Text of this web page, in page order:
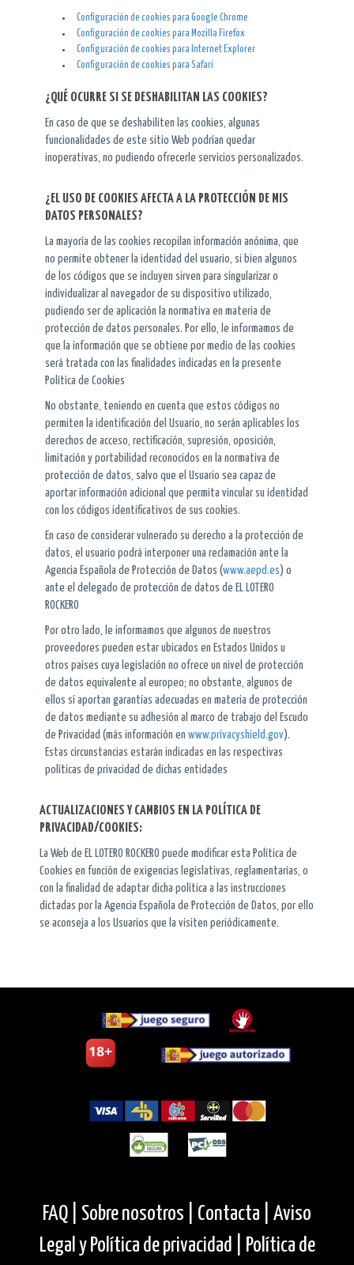
Configuración de cookies para Google Chrome
Configuración de cookies para Mozilla Firefox
Configuración de cookies para Internet Explorer
Configuración de cookies para Safari
¿QUÉ OCURRE SI SE DESHABILITAN LAS COOKIES?
En caso de que se deshabiliten las cookies, algunas
funcionalidades de este sitio Web podrían quedar
inoperativas, no pudiendo ofrecerle servicios personalizados.
¿EL USO DE COOKIES AFECTA A LA PROTECCIÓN DE MIS
DATOS PERSONALES?
La mayoría de las cookies recopilan información anónima, que
no permite obtener la identidad del usuario, si bien algunos
de los códigos que se incluyen sirven para singularizar o
individualizar al navegador de su dispositivo utilizado,
pudiendo ser de aplicación la normativa en materia de
protección de datos personales. Por ello, le informamos de
que la información que se obtiene por medio de las cookies
será tratada con las finalidades indicadas en la presente
Política de Cookies
No obstante, teniendo en cuenta que estos códigos no
permiten la identificación del Usuario, no serán aplicables los
derechos de acceso, rectificación, supresión, oposición,
limitación y portabilidad reconocidos en la normativa de
protección de datos, salvo que el Usuario sea capaz de
aportar información adicional que permita vincular su identidad
con los códigos identificativos de sus cookies.
En caso de considerar vulnerado su derecho a la protección de
datos, el usuario podrá interponer una reclamación ante la
Agencia Española de Protección de Datos (www.aepd.es ) o
ante el delegado de protección de datos de EL LOTERO
ROCKERO
Por otro lado, le informamos que algunos de nuestros
proveedores pueden estar ubicados en Estados Unidos u
otros países cuya legislación no ofrece un nivel de protección
de datos equivalente al europeo; no obstante, algunos de
ellos sí aportan garantías adecuadas en materia de protección
de datos mediante su adhesión al marco de trabajo del Escudo
de Privacidad (más información enwww.privacyshield.gov).
Estas circunstancias estarán indicadas en las respectivas
políticas de privacidad de dichas entidades
ACTUALIZACIONES Y CAMBIOS EN LA POLÍTICA DE
PRIVACIDAD/COOKIES:
La Web de EL LOTERO ROCKERO puede modificar esta Política de
Cookies en función de exigencias legislativas, reglamentarias, o
con la finalidad de adaptar dicha política a las instrucciones
dictadas por la Agencia Española de Protección de Datos, por ello
se aconseja a los Usuarios que la visiten periódicamente.
FAQ | Sobre nosotros | Contacta |
Aviso
Legal y Política de privacidad |
Política de